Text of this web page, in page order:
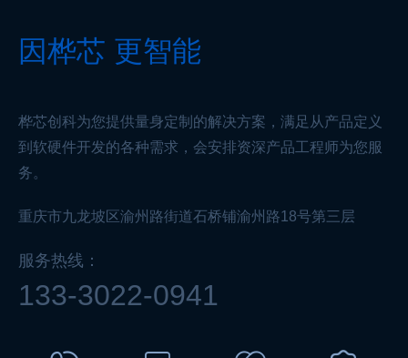
因桦芯 更智能
桦芯创科为您提供量身定制的解决方案，满足从产品定义
到软硬件开发的各种需求，会安排资深产品工程师为您服
务。
重庆市九龙坡区渝州路街道石桥铺渝州路18号第三层
服务热线：
133-3022-0941